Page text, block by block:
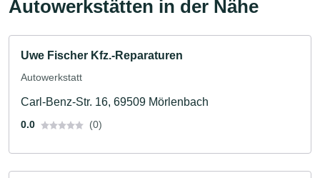
Autowerkstätten in der Nähe
Uwe Fischer Kfz.-Reparaturen
Autowerkstatt
Carl-Benz-Str. 16, 69509 Mörlenbach
0.0 (0)